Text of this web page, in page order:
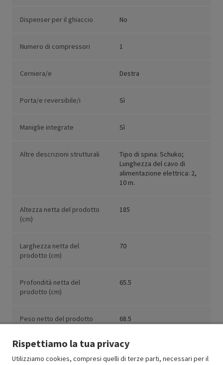
Dispenser per il ghiaccio No
Numero di compressori 1
Cerniera/e Destra
Porta/e reversibile/i Sì
Maniglie integrate Sì
Altre descrizioni strutturali
Tipo di spina: Schuko;
Lunghezza del cavo di
alimentazione elettrica: 2,
10 m.
Altezza netta del prodotto
(cm)
185
Larghezza netta del
prodotto (cm)
70
Profondità netta del
prodotto (cm)
65.5
Peso netto del prodotto
68.5
Rispettiamo la tua privacy
Utilizziamo cookies, compresi quelli di terze parti, necessari per il